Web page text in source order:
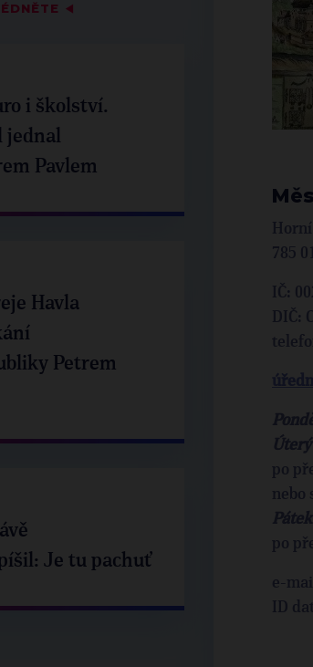
◀
i školství.
jednal
Pavlem
Havla
Petrem
Je tu pachuť
785
IČ:
DIČ:
po
nebo
Pátek
po
e-
ID